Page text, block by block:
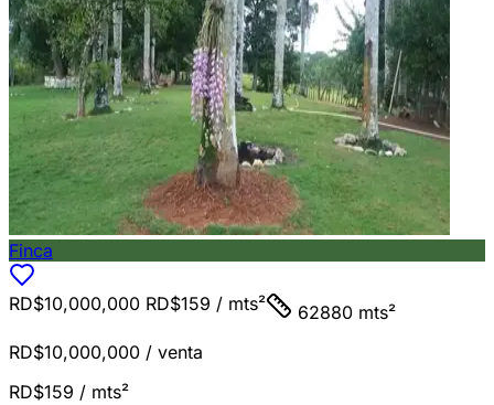
Finca
RD$10,000,000 RD$159 / mts²
62880 mts²
RD$10,000,000 / venta
RD$159 / mts²